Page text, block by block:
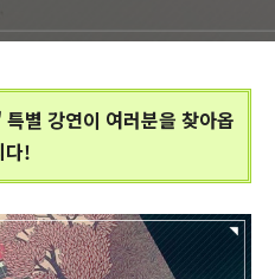
특별 강연이 여러분을 찾아옵
다!